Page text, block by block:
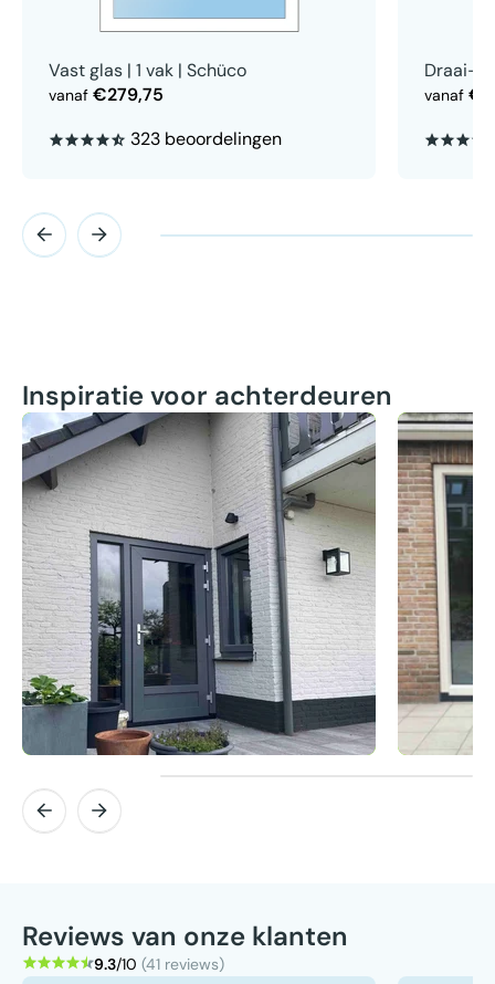
Vast glas | 1 vak | Schüco
vanaf €279,75
323 beoordelingen
Draai-
vanaf
Inspiratie voor achterdeuren
Reviews van onze klanten
9.3/10 (41 reviews)